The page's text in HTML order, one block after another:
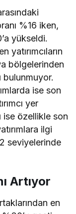
%16 iken,
yükseldi.
yatırımcıların
bölgelerinden
bulunmuyor.
ise son
yer
ise özellikle son
ilgi
seviyelerinde
Artıyor
en